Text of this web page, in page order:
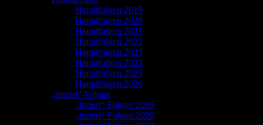
Hauptfolgen 2019
Hauptfolgen 2020
Hauptfolgen 2021
Hauptfolgen 2022
Hauptfolgen 2023
Hauptfolgen 2024
Hauptfolgen 2025
Hauptfolgen 2026
„titriert“-Folgen
„titriert“ Folgen 2019
„titriert“ Folgen 2020